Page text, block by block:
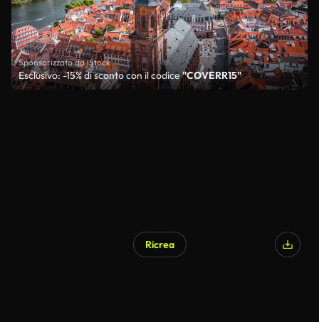
Sponsorizzato da iStock
Esclusivo: -15% di sconto con il codice"COVERR15"
Ricrea